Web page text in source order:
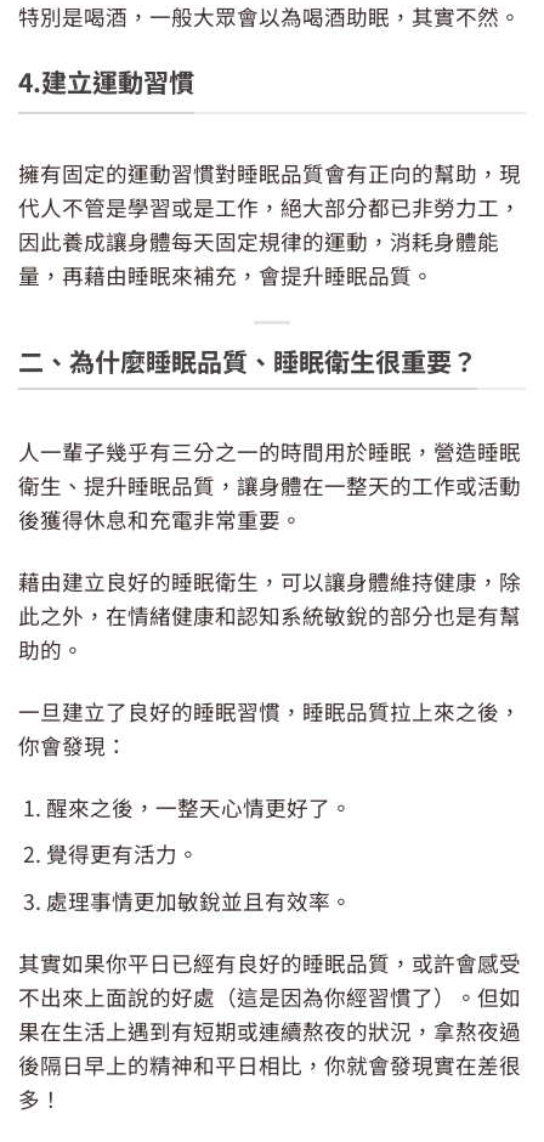
特別是喝酒，一般大眾會以為喝酒助眠，其實不然。
4.建立運動習慣
擁有固定的運動習慣對睡眠品質會有正向的幫助，現
代人不管是學習或是工作，絕大部分都已非勞力工，
因此養成讓身體每天固定規律的運動，消耗身體能
量，再藉由睡眠來補充，會提升睡眠品質。
二、為什麼睡眠品質、睡眠衛生很重要？
人一輩子幾乎有三分之一的時間用於睡眠，營造睡眠
衛生、提升睡眠品質，讓身體在一整天的工作或活動
後獲得休息和充電非常重要。
藉由建立良好的睡眠衛生，可以讓身體維持健康，除
此之外，在情緒健康和認知系統敏銳的部分也是有幫
助的。
一旦建立了良好的睡眠習慣，睡眠品質拉上來之後，
你會發現：
醒來之後，一整天心情更好了。
覺得更有活力。
處理事情更加敏銳並且有效率。
其實如果你平日已經有良好的睡眠品質，或許會感受
不出來上面說的好處（這是因為你經習慣了）。但如
果在生活上遇到有短期或連續熬夜的狀況，拿熬夜過
後隔日早上的精神和平日相比，你就會發現實在差很
多！